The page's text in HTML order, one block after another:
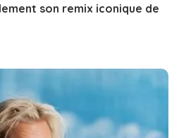
son remix iconique de